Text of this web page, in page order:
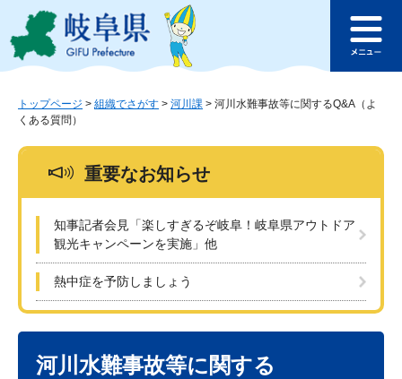
ジ
ュ
このページの本文へ
ュ
トップページ > 組織でさがす > 河川課 > 河川水難事故等に関するQ&A（よ
くある質問）
重要なお知らせ
知事記者会見「楽しすぎるぞ岐阜！岐阜県アウトドア
観光キャンペーンを実施」他
熱中症を予防しましょう
河川水難事故等に関する